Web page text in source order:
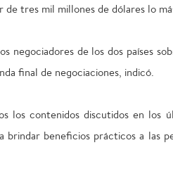
tres mil millones de dólares lo
negociadores de los dos países
final de negociaciones, indicó.
los contenidos discutidos en los
beneficios prácticos a las